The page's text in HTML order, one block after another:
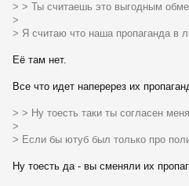
> > Ты считаешь это выгодным
>
> Я считаю что наша пропаганда в
Её там нет.
Все что идет наперерез их
> > Ну тоесть таки ты согласен
>
> Если бы ютуб был только про
Ну тоесть да - вы сменяли их